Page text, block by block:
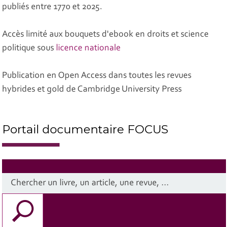
publiés entre 1770 et 2025.
Accès limité aux bouquets d'ebook en droits et science
politique sous licence nationale
Publication en Open Access dans toutes les revues
hybrides et gold de Cambridge University Press
Portail documentaire FOCUS